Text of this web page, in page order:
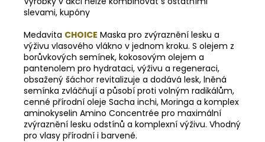
slevami, kupóny
Medavita CHOICE Maska pro zvýraznění lesku a
výživu vlasového vlákno v jednom kroku. S olejem z
borůvkových semínek, kokosovým olejem a
pantenolem pro hydrataci, výživu a regeneraci,
obsažený šáchor revitalizuje a dodává lesk, lněná
semínka zvláčňují a působí proti volným radikálům,
cenné přírodní oleje Sacha inchi, Moringa a komplex
aminokyselin Amino Concentrée pro maximální
zvýraznění lesku odstínů a komplexní výživu. Vhodný
pro vlasy přírodní i barvené.